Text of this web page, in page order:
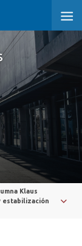
Klaus
estabilización